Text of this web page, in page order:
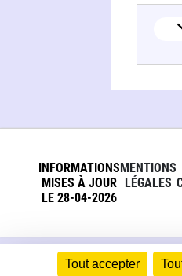
Tout accepter
INFORMATIONS
MISES À JOUR
LE 28-04-2026
MENTIONS
LÉGALES